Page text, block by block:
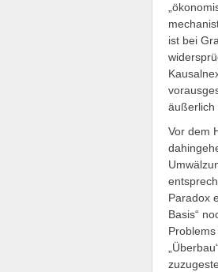
ist bei
äußerlich
Vor dem
Paradox
Basis“